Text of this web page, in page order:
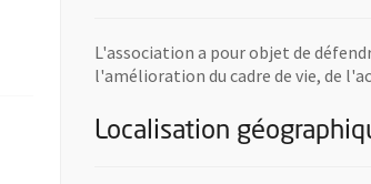
L'association a pour objet de
l'amélioration du cadre de vie, de
Localisation